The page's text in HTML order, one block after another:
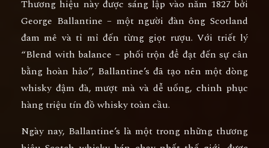
Thương hiệu này được sáng lập vào năm 1827bởi
George Ballantine – một người đàn ông Scotland
đam mê và tỉ mỉ đến từng giọt rượu. Với triết lý
“Blend with balance – phối trộn để đạt đến sự cân
bằng hoàn hảo”, Ballantine’s đã tạo nên một dòng
whisky đậm đà, mượt mà và dễ uống, chinh phục
hàng triệu tín đồ whisky toàn cầu.
Ngày nay, Ballantine’s là một trong những thương